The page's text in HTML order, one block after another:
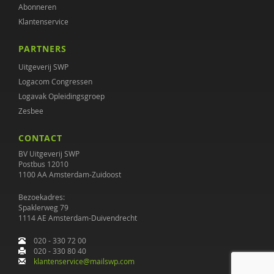
Nienke Boesveldt
WILMA BOEVINK
Moniek Bogaards
Frank Bogman
Ernst Bohlmeijer
Maaike Bolhuis
Antoinette Bolscher
Arjan Bolt
Timo Bolt
Abonneren
Klantenservice
PARTNERS
Uitgeverij SWP
Logacom Congressen
Logavak Opleidingsgroep
Zesbee
CONTACT
BV Uitgeverij SWP
Postbus 12010
1100 AA Amsterdam-Zuidoost
Bezoekadres:
Spaklerweg 79
1114 AE Amsterdam-Duivendrecht
020 - 330 72 00
020 - 330 80 40
klantenservice@mailswp.com